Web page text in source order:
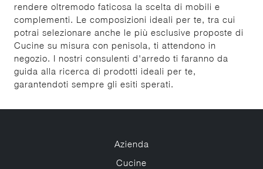
rendere oltremodo faticosa la scelta di mobili e
complementi. Le composizioni ideali per te, tra cui
potrai selezionare anche le più esclusive proposte di
Cucine su misura con penisola, ti attendono in
negozio. I nostri consulenti d'arredo ti faranno da
guida alla ricerca di prodotti ideali per te,
garantendoti sempre gli esiti sperati.
Azienda
Cucine